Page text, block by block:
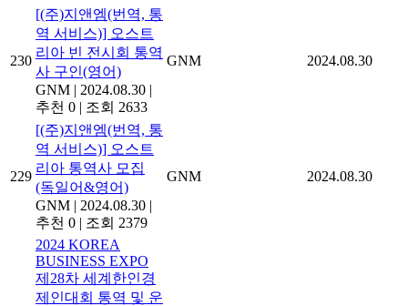
230
[(주)지앤엠(번역, 통
역 서비스)] 오스트
리아 빈 전시회 통역
사 구인(영어)
GNM | 2024.08.30 |
추천 0 | 조회 2633
GNM 2024.08.30
229
[(주)지앤엠(번역, 통
역 서비스)] 오스트
리아 통역사 모집
(독일어&영어)
GNM | 2024.08.30 |
추천 0 | 조회 2379
GNM 2024.08.30
2024 KOREA
BUSINESS EXPO
제28차 세계한인경
제인대회 통역 및 운